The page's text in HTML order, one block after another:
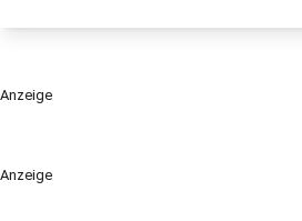
Anzeige
Anzeige